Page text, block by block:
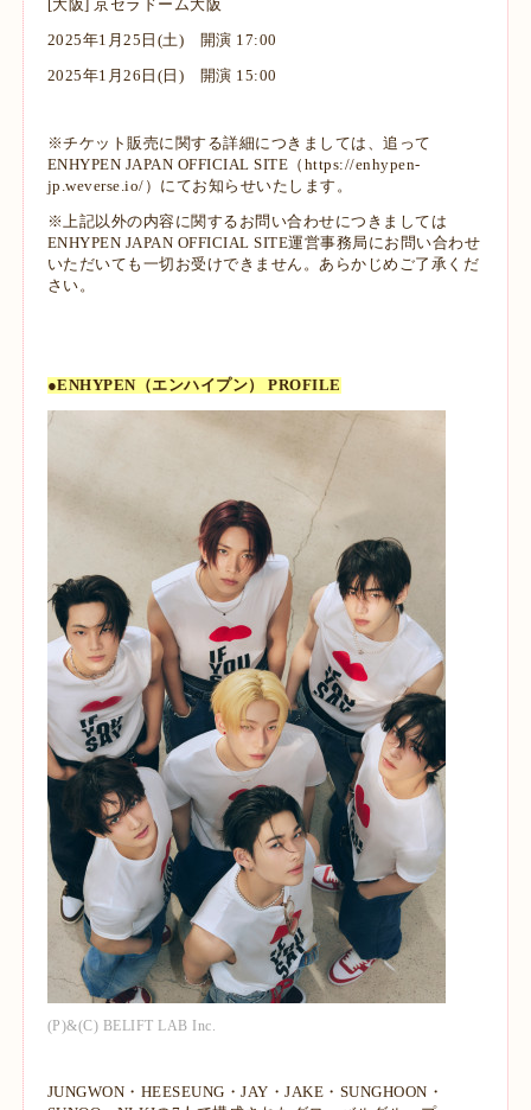
[大阪] 京セラドーム大阪
2025年1月25日(土) 開演 17:00
2025年1月26日(日) 開演 15:00
※チケット販売に関する詳細につきましては、追って
ENHYPEN JAPAN OFFICIAL SITE（ https://enhypen-
jp.weverse.io/ ）にてお知らせいたします。
※上記以外の内容に関するお問い合わせにつきましては
ENHYPEN JAPAN OFFICIAL SITE運営事務局にお問い合わせ
いただいても一切お受けできません。あらかじめご了承くだ
さい。
●ENHYPEN（エンハイプン） PROFILE
(P)&(C) BELIFT LAB Inc.
JUNGWON・HEESEUNG・JAY・JAKE・SUNGHOON・